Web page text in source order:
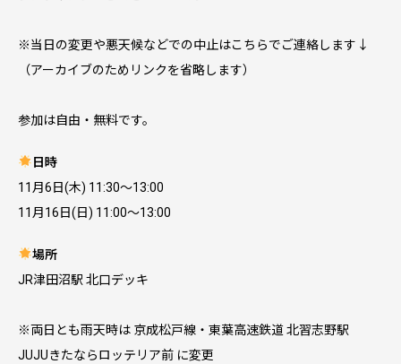
※当日の変更や悪天候などでの中止はこちらでご連絡します↓
（アーカイブのためリンクを省略します）
参加は自由・無料です。
日時
11月6日(木) 11:30～13:00
11月16日(日) 11:00〜13:00
場所
JR津田沼駅 北口デッキ
※両日とも雨天時は 京成松戸線・東葉高速鉄道 北習志野駅
JUJUきたならロッテリア前 に変更